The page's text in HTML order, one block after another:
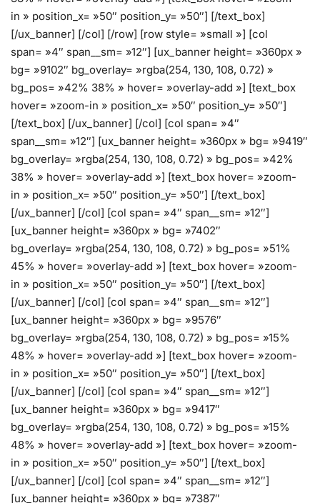
in » position_x= »50″ position_y= »50″] [/text_box]
[/ux_banner] [/col] [/row] [row style= »small »] [col
span= »4″ span__sm= »12″] [ux_banner height= »360px »
bg= »9102″ bg_overlay= »rgba(254, 130, 108, 0.72) »
bg_pos= »42% 38% » hover= »overlay-add »] [text_box
hover= »zoom-in » position_x= »50″ position_y= »50″]
[/text_box] [/ux_banner] [/col] [col span= »4″
span__sm= »12″] [ux_banner height= »360px » bg= »9419″
bg_overlay= »rgba(254, 130, 108, 0.72) » bg_pos= »42%
38% » hover= »overlay-add »] [text_box hover= »zoom-
in » position_x= »50″ position_y= »50″] [/text_box]
[/ux_banner] [/col] [col span= »4″ span__sm= »12″]
[ux_banner height= »360px » bg= »7402″
bg_overlay= »rgba(254, 130, 108, 0.72) » bg_pos= »51%
45% » hover= »overlay-add »] [text_box hover= »zoom-
in » position_x= »50″ position_y= »50″] [/text_box]
[/ux_banner] [/col] [col span= »4″ span__sm= »12″]
[ux_banner height= »360px » bg= »9576″
bg_overlay= »rgba(254, 130, 108, 0.72) » bg_pos= »15%
48% » hover= »overlay-add »] [text_box hover= »zoom-
in » position_x= »50″ position_y= »50″] [/text_box]
[/ux_banner] [/col] [col span= »4″ span__sm= »12″]
[ux_banner height= »360px » bg= »9417″
bg_overlay= »rgba(254, 130, 108, 0.72) » bg_pos= »15%
48% » hover= »overlay-add »] [text_box hover= »zoom-
in » position_x= »50″ position_y= »50″] [/text_box]
[/ux_banner] [/col] [col span= »4″ span__sm= »12″]
[ux_banner height= »360px » bg= »7387″